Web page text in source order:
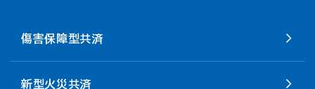
傷害保障型共済
新型火災共済